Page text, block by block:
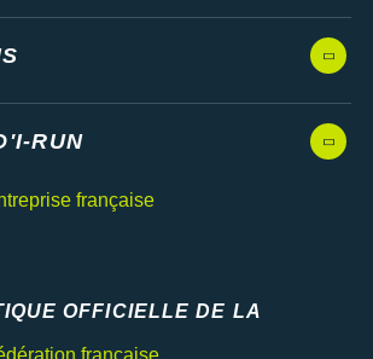
RUN
OFFICIELLE DE LA